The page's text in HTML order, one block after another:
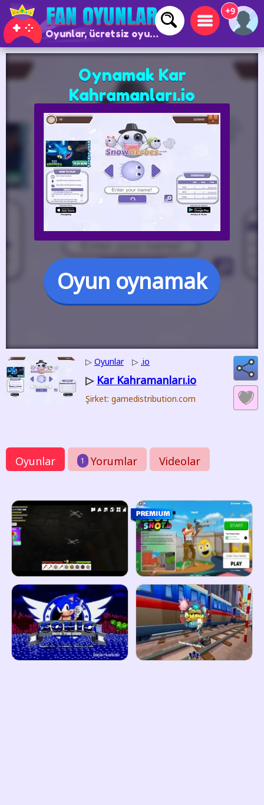
Oyunlar, ücretsiz oyunlar ve çevrimiçi oyunlar
+9
Oynamak Kar
Kahramanları.io
Oyun oynamak
▷ Oyunlar ▷ .io
▷ Kar Kahramanları.io
Şirket: gamedistribution.com
Oyunlar 1 Yorumlar Videolar